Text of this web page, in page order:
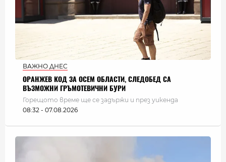
ВАЖНО ДНЕС
ОРАНЖЕВ КОД ЗА ОСЕМ ОБЛАСТИ, СЛЕДОБЕД СА
ВЪЗМОЖНИ ГРЪМОТЕВИЧНИ БУРИ
Горещото време ще се задържи и през уикенда
08:32 - 07.08.2026